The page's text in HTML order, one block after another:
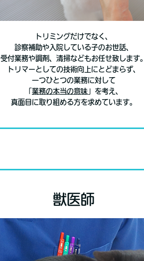
トリミングだけでなく、
診察補助や入院している子のお世話、
受付業務や調剤、清掃などもお任せ致します。
トリマーとしての技術向上にとどまらず、
一つひとつの業務に対して
業務の本当の意味 」を考え、
真面目に取り組める方を求めています。
獣医師